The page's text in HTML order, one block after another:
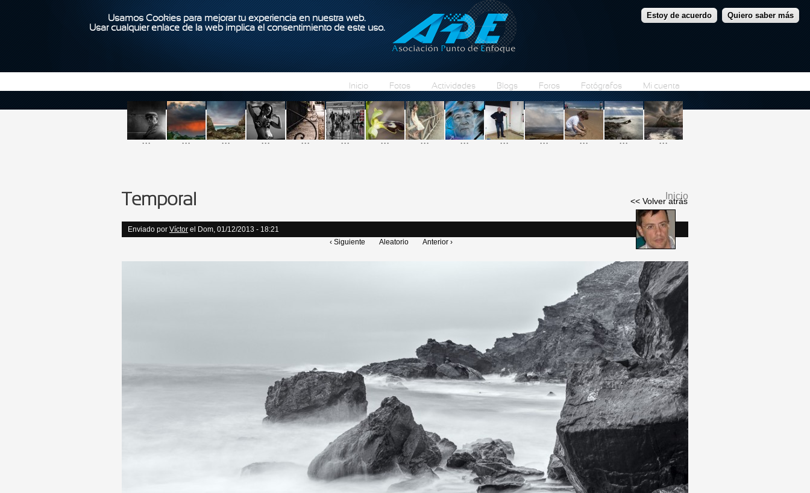
Usamos Cookies para mejorar tu experiencia en nuestra web.
Usar cualquier enlace de la web implica el consentimiento de este uso.
Estoy de acuerdo Quiero saber más
Pasar al contenido principal
Inicio Fotos Actividades Blogs Foros Fotógrafos Mi cuenta
... ... ... ... ... ... ... ... ... ... ... ... ... ...
Se encuentra usted
aquí
Inicio
Temporal << Volver atrás
Enviado por Víctor el Dom, 01/12/2013 - 18:21
‹ Siguiente
Aleatorio Anterior ›